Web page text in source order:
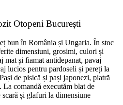
Otopeni București
bun în România și Ungaria. În stoc
dimensiuni, grosimi, culori și
mat și fiamat antidepanat, pavaj
lucios pentru pardoseli și pereți la
de pisică și pași japonezi, piatră
comandă executăm blat de
și glafuri la dimensiune